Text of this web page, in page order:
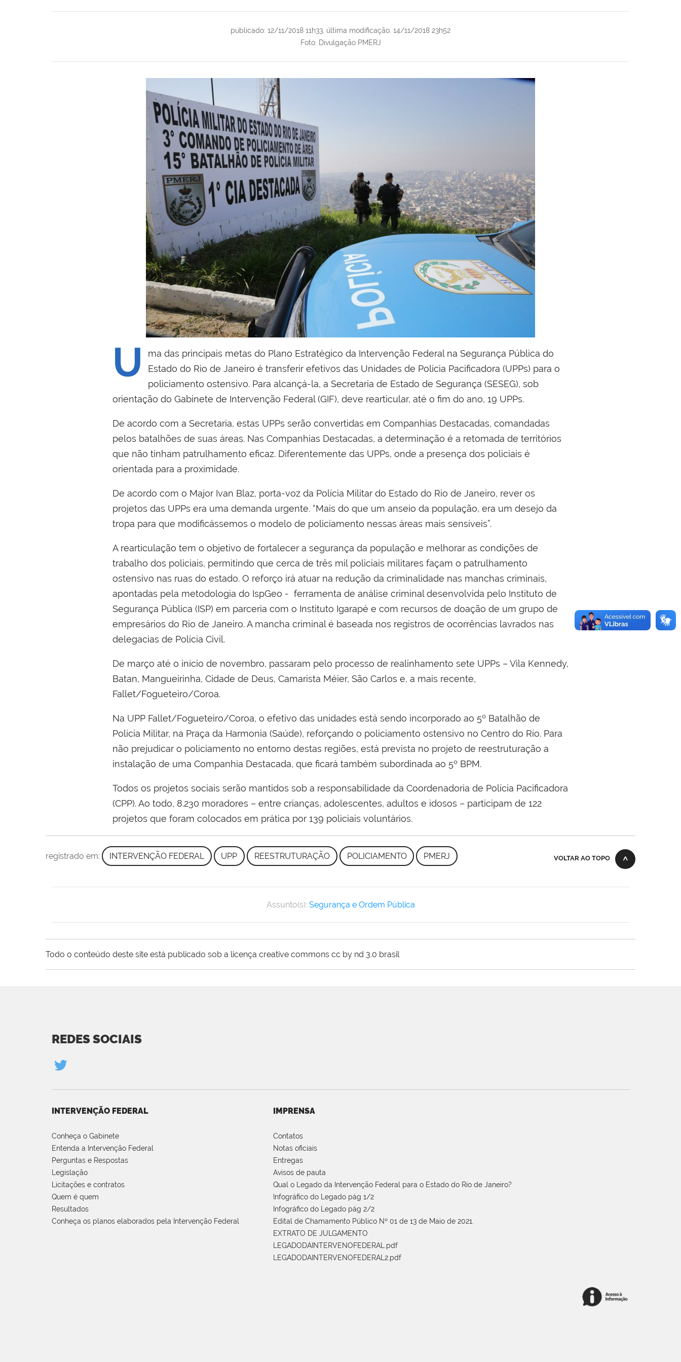
publicado: 12/11/2018 11h33 última modificação: 14/11/2018 23h52
Foto: Divulgação PMERJ
U
ma das principais metas do Plano Estratégico da Intervenção Federal na Segurança Pública do
Estado do Rio de Janeiro é transferir efetivos das Unidades de Polícia Pacificadora (UPPs) para o
policiamento ostensivo. Para alcançá-la, a Secretaria de Estado de Segurança (SESEG), sob
orientação do Gabinete de Intervenção Federal (GIF), deve rearticular, até o fim do ano, 19 UPPs.
De acordo com a Secretaria, estas UPPs serão convertidas em Companhias Destacadas, comandadas
pelos batalhões de suas áreas. Nas Companhias Destacadas, a determinação é a retomada de territórios
que não tinham patrulhamento eficaz. Diferentemente das UPPs, onde a presença dos policiais é
orientada para a proximidade.
De acordo com o Major Ivan Blaz, porta-voz da Polícia Militar do Estado do Rio de Janeiro, rever os
projetos das UPPs era uma demanda urgente. “Mais do que um anseio da população, era um desejo da
tropa para que modificássemos o modelo de policiamento nessas áreas mais sensíveis”.
A rearticulação tem o objetivo de fortalecer a segurança da população e melhorar as condições de
trabalho dos policiais, permitindo que cerca de três mil policiais militares façam o patrulhamento
ostensivo nas ruas do estado. O reforço irá atuar na redução da criminalidade nas manchas criminais,
apontadas pela metodologia do IspGeo - ferramenta de análise criminal desenvolvida pelo Instituto de
Segurança Pública (ISP) em parceria com o Instituto Igarapé e com recursos de doação de um grupo de
empresários do Rio de Janeiro. A mancha criminal é baseada nos registros de ocorrências lavrados nas
delegacias de Polícia Civil.
De março até o início de novembro, passaram pelo processo de realinhamento sete UPPs – Vila Kennedy,
Batan, Mangueirinha, Cidade de Deus, Camarista Méier, São Carlos e, a mais recente,
Fallet/Fogueteiro/Coroa.
Na UPP Fallet/Fogueteiro/Coroa, o efetivo das unidades está sendo incorporado ao 5º Batalhão de
Polícia Militar, na Praça da Harmonia (Saúde), reforçando o policiamento ostensivo no Centro do Rio. Para
não prejudicar o policiamento no entorno destas regiões, está prevista no projeto de reestruturação a
instalação de uma Companhia Destacada, que ficará também subordinada ao 5º BPM.
Todos os projetos sociais serão mantidos sob a responsabilidade da Coordenadoria de Polícia Pacificadora
(CPP). Ao todo, 8.230 moradores – entre crianças, adolescentes, adultos e idosos – participam de 122
projetos que foram colocados em prática por 139 policiais voluntários.
VOLTAR AO TOPO
registrado em: INTERVENÇÃO FEDERAL UPP REESTRUTURAÇÃO POLICIAMENTO PMERJ
Assunto(s): Segurança e Ordem Pública
Todo o conteúdo deste site está publicado sob a licença creative commons cc by nd 3.0 brasil
REDES SOCIAIS
INTERVENÇÃO FEDERAL
Conheça o Gabinete
Entenda a Intervenção Federal
Perguntas e Respostas
Legislação
Licitações e contratos
Quem é quem
Resultados
Conheça os planos elaborados pela Intervenção Federal
IMPRENSA
Contatos
Notas oficiais
Entregas
Avisos de pauta
Qual o Legado da Intervenção Federal para o Estado do Rio de Janeiro?
Infográfico do Legado pág 1/2
Infográfico do Legado pág 2/2
Edital de Chamamento Público Nº 01 de 13 de Maio de 2021.
EXTRATO DE JULGAMENTO
LEGADODAINTERVENOFEDERAL.pdf
LEGADODAINTERVENOFEDERAL2.pdf